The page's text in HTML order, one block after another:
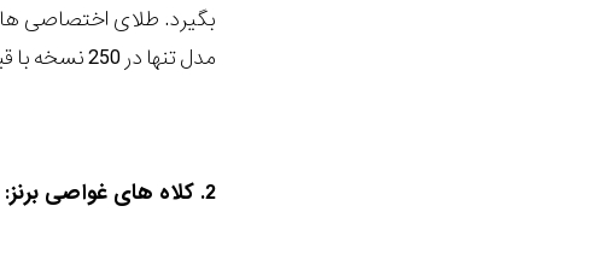
مدل تنها در 250 نسخه با قیمت 29400 دلار عرضه شده است.
2. کلاه های غواصی برنز: نسخۀ محدود Oris Carl